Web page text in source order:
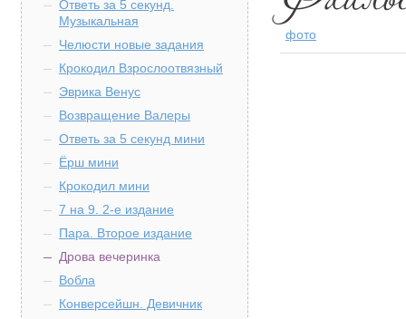
Ответь за 5 секунд.
Музыкальная
Челюсти новые задания
Крокодил Взрослоотвязный
Эврика Венус
Возвращение Валеры
Ответь за 5 секунд мини
Ёрш мини
Крокодил мини
7 на 9. 2-е издание
Пара. Второе издание
Дрова вечеринка
Вобла
Конверсейшн. Девичник
фото